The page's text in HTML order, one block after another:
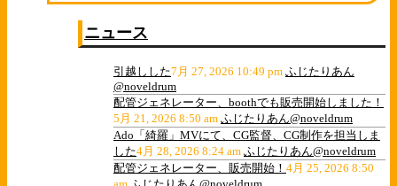
ニュース
引越しした7月 27, 2026 10:49 pm ふじたりあん
@noveldrum
配管ジェネレーター、boothでも販売開始しました！
5月 21, 2026 8:50 am ふじたりあん@noveldrum
Ado「綺羅」MVにて、CG監督、CG制作を担当しま
した4月 28, 2026 8:24 am ふじたりあん@noveldrum
配管ジェネレーター、販売開始！ 4月 25, 2026 8:50